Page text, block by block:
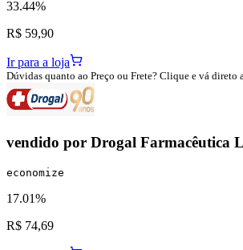
33.44%
R$ 59,90
Ir para a loja
Dúvidas quanto ao Preço ou Frete? Clique e vá direto
vendido por Drogal Farmacêutica
economize
17.01%
R$ 74,69